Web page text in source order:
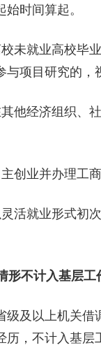
时间算起。
就业高校毕业
与项目研究的，
经济组织、社
业并办理工商
就业形式初次
形不计入基层工
以上机关借调
历，不计入基层